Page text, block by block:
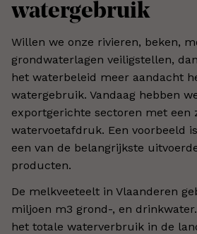
watergebruik
Willen we onze rivieren, beken,
grondwaterlagen veiligstellen,
het waterbeleid meer aandacht
watergebruik. Vandaag hebben
exportgerichte sectoren met een
watervoetafdruk. Een voorbeeld
een van de belangrijkste
producten.
De melkveeteelt in Vlaanderen
miljoen m3 grond-, en drinkwater.
het totale waterverbruik in de